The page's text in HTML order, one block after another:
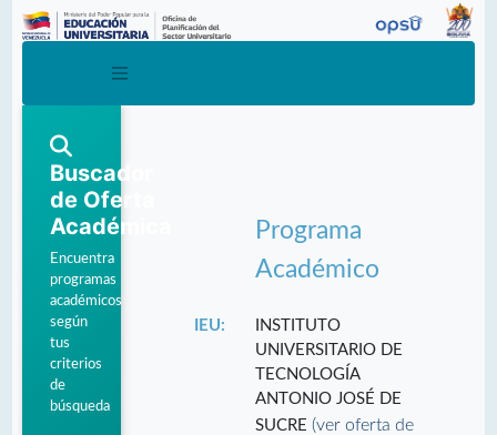
Buscador
de Oferta
Académica
Encuentra
programas
académicos
según
tus
criterios
de
búsqueda
Programa
Académico
IEU:
INSTITUTO
UNIVERSITARIO DE
TECNOLOGÍA
ANTONIO JOSÉ DE
SUCRE(ver oferta de